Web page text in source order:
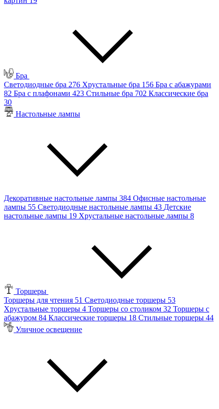
Бра
Светодиодные бра 276 Хрустальные бра 156 Бра с абажурами
82 Бра с плафонами 423 Стильные бра 702 Классические бра
30
Настольные лампы
Декоративные настольные лампы 384 Офисные настольные
лампы 55 Светодиодные настольные лампы 43 Детские
настольные лампы 19 Хрустальные настольные лампы 8
Торшеры
Торшеры для чтения 51 Светодиодные торшеры 53
Хрустальные торшеры 4 Торшеры со столиком 32 Торшеры с
абажуром 84 Классические торшеры 18 Стильные торшеры 44
Уличное освещение